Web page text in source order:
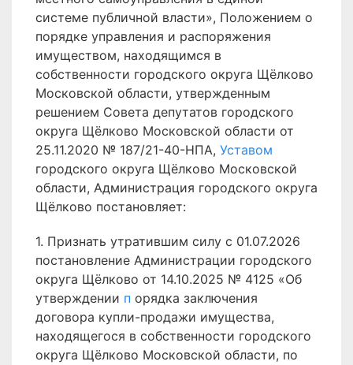
системе публичной власти», Положением о
порядке управления и распоряжения
имуществом, находящимся в
собственности городского округа Щёлково
Московской области, утвержденным
решением Совета депутатов городского
округа Щёлково Московской области от
25.11.2020 № 187/21-40-НПА, Уставом
городского округа Щёлково Московской
области, Администрация городского округа
Щёлково постановляет:
1. Признать утратившим силу с 01.07.2026
постановление Администрации городского
округа Щёлково от 14.10.2025 № 4125 «Об
утверждении п орядка заключения
договора купли-продажи имущества,
находящегося в собственности городского
округа Щёлково Московской области, по